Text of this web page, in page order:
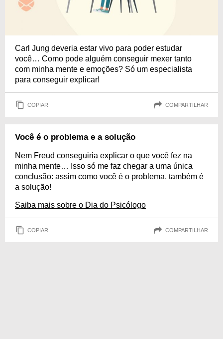
Carl Jung deveria estar vivo para poder estudar
você… Como pode alguém conseguir mexer tanto
com minha mente e emoções? Só um especialista
para conseguir explicar!
COPIAR COMPARTILHAR
Você é o problema e a solução
Nem Freud conseguiria explicar o que você fez na
minha mente… Isso só me faz chegar a uma única
conclusão: assim como você é o problema, também é
a solução!
Saiba mais sobre o Dia do Psicólogo
COPIAR COMPARTILHAR